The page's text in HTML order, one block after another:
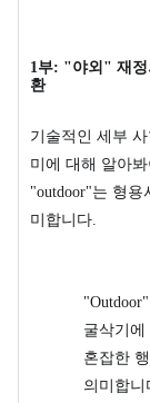
1부: "야외" 재정
환
기술적인 세부
미에 대해 알아
"outdoor"는 형용
미합니다.
굴삭기에
혼잡한
의미합니